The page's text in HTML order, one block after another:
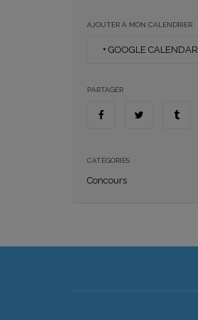
AJOUTER À MON CALENDRIER
+ GOOGLE CALENDAR
PARTAGER
CATÉGORIES
Concours